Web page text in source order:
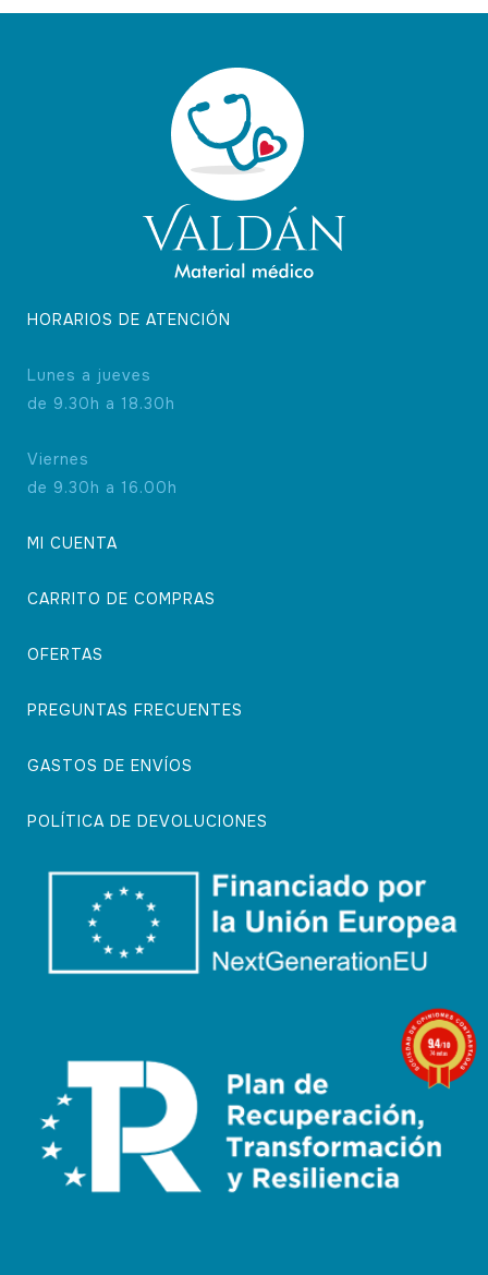
se
producto
HORARIOS DE ATENCIÓN
Lunes a jueves
de 9.30h a 18.30h
Viernes
de 9.30h a 16.00h
MI CUENTA
CARRITO DE COMPRAS
OFERTAS
PREGUNTAS FRECUENTES
GASTOS DE ENVÍOS
POLÍTICA DE DEVOLUCIONES
9.4/10
74 notas